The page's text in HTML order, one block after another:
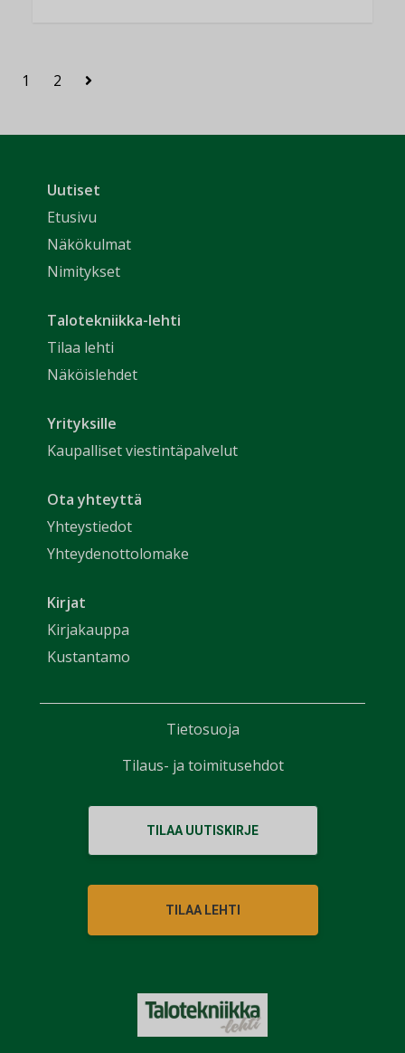
1 2
Uutiset
Etusivu
Näkökulmat
Nimitykset
Talotekniikka-lehti
Tilaa lehti
Näköislehdet
Yrityksille
Kaupalliset viestintäpalvelut
Ota yhteyttä
Yhteystiedot
Yhteydenottolomake
Kirjat
Kirjakauppa
Kustantamo
TILAA UUTISKIRJE
TILAA LEHTI
Tietosuoja
Tilaus- ja toimitusehdot